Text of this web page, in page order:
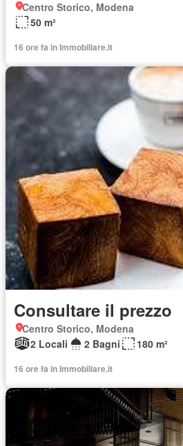
Centro Storico, Modena
50 m²
16 ore fa in Immobiliare.it
Consultare il prezzo
Centro Storico, Modena
2 Locali
2 Bagni 180 m²
16 ore fa in Immobiliare.it